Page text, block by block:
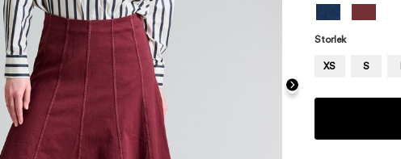
Storlek
XS S